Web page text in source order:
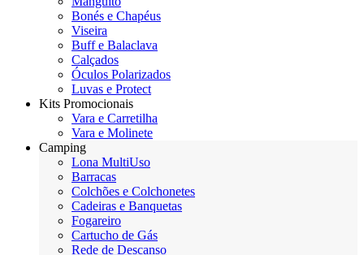
Bonés e Chapéus
Viseira
Buff e Balaclava
Calçados
Óculos Polarizados
Luvas e Protect
Kits Promocionais
Vara e Carretilha
Vara e Molinete
Camping
Lona MultiUso
Barracas
Colchões e Colchonetes
Cadeiras e Banquetas
Fogareiro
Cartucho de Gás
Rede de Descanso